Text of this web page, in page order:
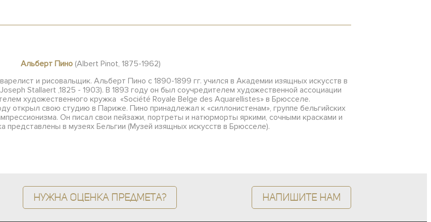
Альберт Пино (Albert Pinot, 1875-1962)
и рисовальщик. Альберт Пино с 1890-1899 гг. учился в Академии изящных искусств в
Stallaert ,1825 - 1903). В 1893 году он был соучредителем художественной ассоциации
художественного кружка «Société Royale Belge des Aquarellistes» в Брюсселе.
открыл свою студию в Париже. Пино принадлежал к «силлонистенам», группе бельгийских
Он писал свои пейзажи, портреты и натюрморты яркими, сочными красками и
представлены в музеях Бельгии (Музей изящных искусств в Брюсселе).
Нужна оценка предмета? Напишите нам